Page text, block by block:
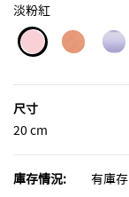
淡粉紅
尺寸
20 cm
庫存情況: 有庫存